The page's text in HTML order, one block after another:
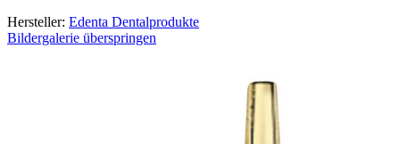
Hersteller: Edenta Dentalprodukte
Bildergalerie überspringen